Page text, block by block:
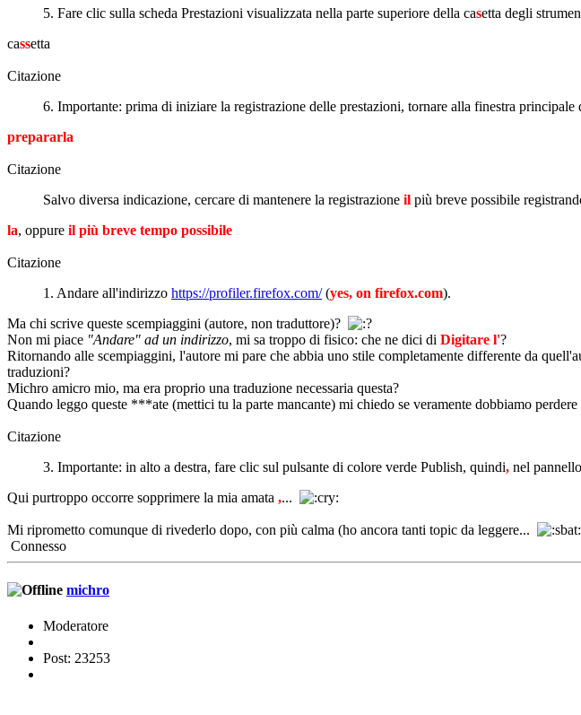
5. Fare clic sulla scheda Prestazioni visualizzata nella parte superiore della casetta degli
cassetta
Citazione
6. Importante: prima di iniziare la registrazione delle prestazioni, tornare alla finestra
prepararla
Citazione
Salvo diversa indicazione, cercare di mantenere la registrazione il più breve possibile
la, oppure il più breve tempo possibile
Citazione
1. Andare all'indirizzo https://profiler.firefox.com/(yes, on firefox.com).
Ma chi scrive queste scempiaggini (autore, non traduttore)?
Non mi piace "Andare" ad un indirizzo, mi sa troppo di fisico: che ne dici di Digitare l'?
Ritornando alle scempiaggini, l'autore mi pare che abbia uno stile completamente differente da
traduzioni?
Michro amicro mio, ma era proprio una traduzione necessaria questa?
Quando leggo queste ***ate (mettici tu la parte mancante) mi chiedo se veramente dobbiamo
Citazione
3. Importante: in alto a destra, fare clic sul pulsante di colore verde Publish, quindi, nel
Qui purtroppo occorre sopprimere la mia amata ,...
Mi riprometto comunque di rivederlo dopo, con più calma (ho ancora tanti topic da leggere...
Connesso
michro
Moderatore
Post: 23253